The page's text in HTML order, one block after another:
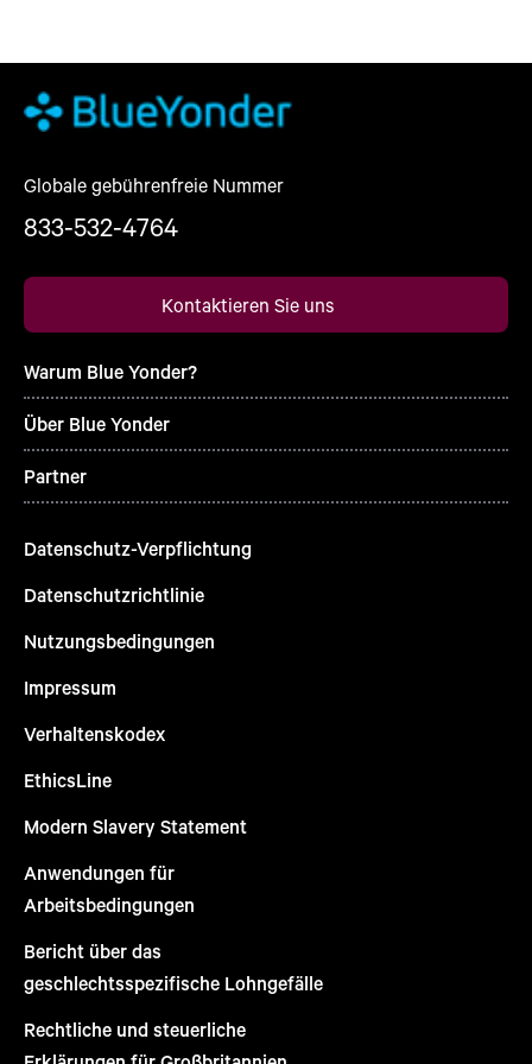
Globale gebührenfreie Nummer
833-532-4764
Kontaktieren Sie uns
Warum Blue Yonder?
Über Blue Yonder
Partner
Datenschutz-Verpflichtung
Datenschutzrichtlinie
Nutzungsbedingungen
Impressum
Verhaltenskodex
EthicsLine
Modern Slavery Statement
Anwendungen für
Arbeitsbedingungen
Bericht über das
geschlechtsspezifische Lohngefälle
Rechtliche und steuerliche